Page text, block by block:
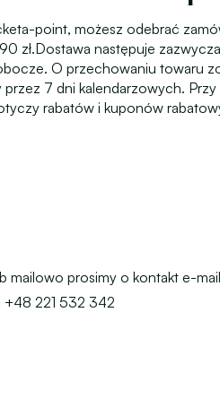
point, możesz odebrać
zł.Dostawa następuje
O przechowaniu towaru
7 dni kalendarzowych.
rabatów i kuponów
prosimy o kontakt e-
+48 221 532 342